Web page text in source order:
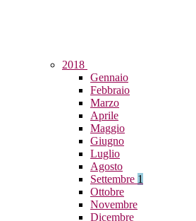
2018
Gennaio
Febbraio
Marzo
Aprile
Maggio
Giugno
Luglio
Agosto
Settembre 1
Ottobre
Novembre
Dicembre